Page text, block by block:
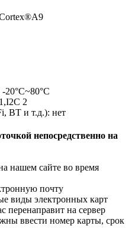
20°C~80°C
2
BT и т.д.): нет
непосредственно на
нашем сайте во время
почту
виды электронных карт
перенаправит на сервер
ввести номер карты, срок